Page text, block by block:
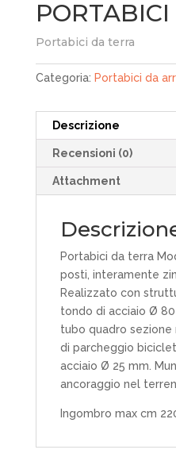
Portabici da terra
Categoria: Portabici da
Descrizione
Recensioni (0)
Attachment
Portabici da terra
posti, interamente
Realizzato con
tondo di acciaio Ø
tubo quadro sezione
di parcheggio
acciaio Ø 25 mm.
ancoraggio nel
Ingombro max cm